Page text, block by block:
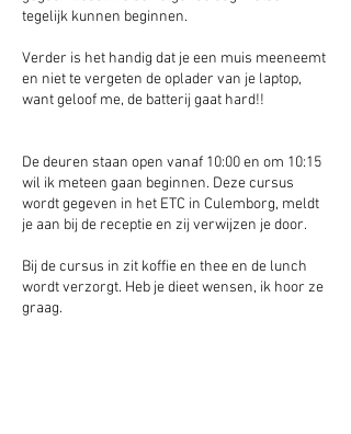
tegelijk kunnen beginnen.
Verder is het handig dat je een muis meeneemt
en niet te vergeten de oplader van je laptop,
want geloof me, de batterij gaat hard!!
De deuren staan open vanaf 10:00 en om 10:15
wil ik meteen gaan beginnen. Deze cursus
wordt gegeven in het ETC in Culemborg, meldt
je aan bij de receptie en zij verwijzen je door.
Bij de cursus in zit koffie en thee en de lunch
wordt verzorgt. Heb je dieet wensen, ik hoor ze
graag.